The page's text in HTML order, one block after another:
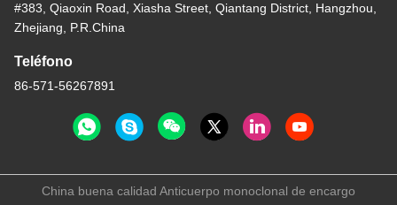
#383, Qiaoxin Road, Xiasha Street, Qiantang District, Hangzhou,
Zhejiang, P.R.China
Teléfono
86-571-56267891
China buena calidad Anticuerpo monoclonal de encargo